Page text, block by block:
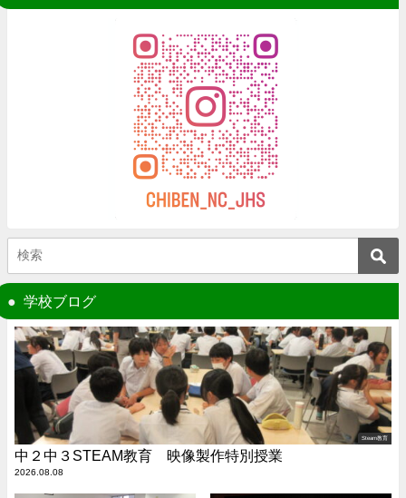
学校ブログ
Steam教育
中２中３STEAM教育 映像製作特別授業
2026.08.08